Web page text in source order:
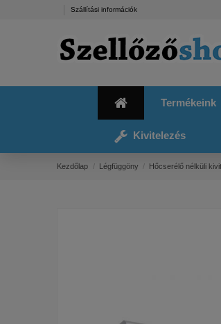
Szállítási információk
Termékeink
Kivitelezés
Kezdőlap Légfüggöny Hőcserélő nélküli